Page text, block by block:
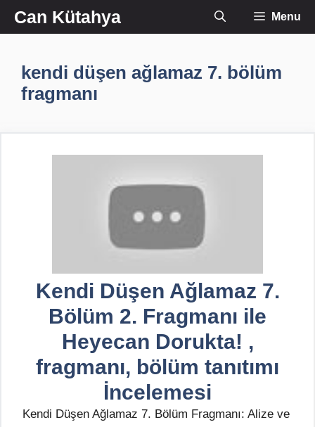
İçeriğe
atlaCan Kütahya Menu
kendi düşen ağlamaz 7. bölüm
fragmanı
Kendi Düşen Ağlamaz 7.
Bölüm 2. Fragmanı ile
Heyecan Dorukta! ,
fragmanı, bölüm tanıtımı
İncelemesi
Kendi Düşen Ağlamaz 7. Bölüm Fragmanı: Alize ve